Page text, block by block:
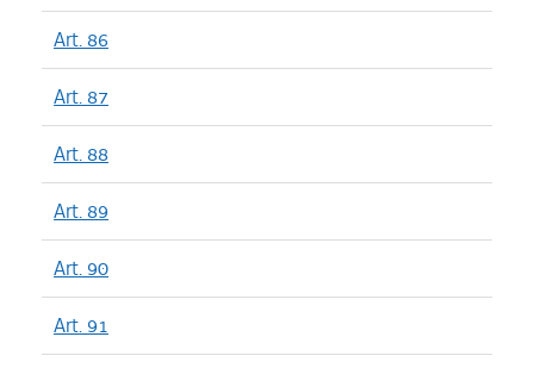
Art. 86
Art. 87
Art. 88
Art. 89
Art. 90
Art. 91